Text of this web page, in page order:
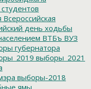
Всероссийская
день ходьбы
ВТБъ ВУЗ
губернатора
выборы_2021
выборы-2018
ямы